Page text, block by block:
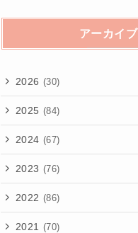
アーカイブ
2026 (30)
2025 (84)
2024 (67)
2023 (76)
2022 (86)
2021 (70)